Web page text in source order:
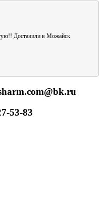
Доставили в Можайск
53-83